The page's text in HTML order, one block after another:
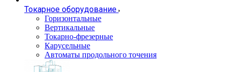
Токарное оборудование
Горизонтальные
Вертикальные
Токарно-фрезерные
Карусельные
Автоматы продольного точения